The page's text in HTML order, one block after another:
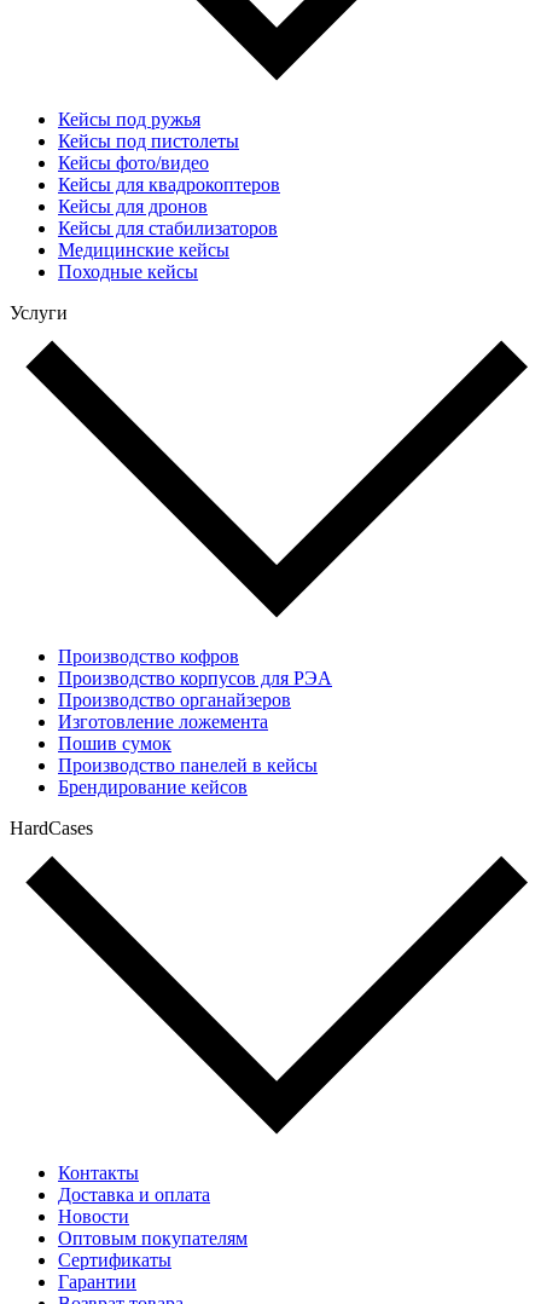
Кейсы под ружья
Кейсы под пистолеты
Кейсы фото/видео
Кейсы для квадрокоптеров
Кейсы для дронов
Кейсы для стабилизаторов
Медицинские кейсы
Походные кейсы
Услуги
Производство кофров
Производство корпусов для РЭА
Производство органайзеров
Изготовление ложемента
Пошив сумок
Производство панелей в кейсы
Брендирование кейсов
HardCases
Контакты
Доставка и оплата
Новости
Оптовым покупателям
Сертификаты
Гарантии